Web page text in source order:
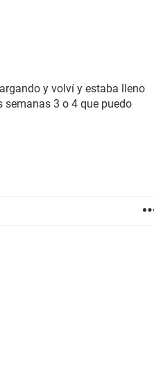
y volví y estaba lleno
semanas 3 o 4 que puedo